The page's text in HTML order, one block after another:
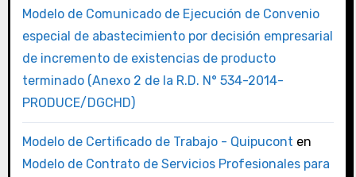
Modelo de Comunicado de Ejecución de Convenio
especial de abastecimiento por decisión empresarial
de incremento de existencias de producto
terminado (Anexo 2 de la R.D. N° 534-2014-
PRODUCE/DGCHD)
Modelo de Certificado de Trabajo - Quipucont en
Modelo de Contrato de Servicios Profesionales para